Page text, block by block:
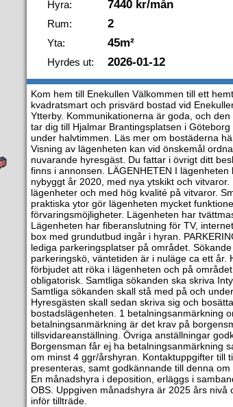
Hyra: 7440 kr/mån
Rum: 2
Yta: 45m²
Hyrdes ut: 2026-01-12
Kom hem till Enekullen Välkommen till ett
kvadratsmart och prisvärd bostad vid
Ytterby. Kommunikationerna är goda, och
tar dig till Hjalmar Brantingsplatsen i
under halvtimmen. Läs mer om bostäderna
Visning av lägenheten kan vid önskemål
nuvarande hyresgäst. Du fattar i övrigt ditt
finns i annonsen. LÄGENHETEN I
nybyggt år 2020, med nya ytskikt och
lägenheter och med hög kvalité på vitvaror.
praktiska ytor gör lägenheten mycket
förvaringsmöjligheter. Lägenheten har
Lägenheten har fiberanslutning för TV,
box med grundutbud ingår i hyran.
lediga parkeringsplatser på området.
parkeringskö, väntetiden är i nuläge ca ett år.
förbjudet att röka i lägenheten och på
obligatorisk. Samtliga sökanden ska skriva
Samtliga sökanden skall stå med på och
Hyresgästen skall sedan skriva sig och
bostadslägenheten. 1 betalningsanmärkning
betalningsanmärkning är det krav på
tillsvidareanställning. Övriga anställningar
Borgensman får ej ha betalningsanmärkning
om minst 4 ggr/årshyran. Kontaktuppgifter till
presenteras, samt godkännande till denna
En månadshyra i deposition, erläggs i
OBS. Uppgiven månadshyra är 2025 års nivå
inför tillträde.